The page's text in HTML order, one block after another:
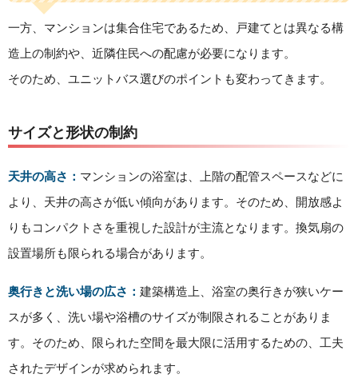
一方、マンションは集合住宅であるため、戸建てとは異なる構
造上の制約や、近隣住民への配慮が必要になります。
そのため、ユニットバス選びのポイントも変わってきます。
サイズと形状の制約
天井の高さ： マンションの浴室は、上階の配管スペースなどに
より、天井の高さが低い傾向があります。そのため、開放感よ
りもコンパクトさを重視した設計が主流となります。換気扇の
設置場所も限られる場合があります。
奥行きと洗い場の広さ： 建築構造上、浴室の奥行きが狭いケー
スが多く、洗い場や浴槽のサイズが制限されることがありま
す。そのため、限られた空間を最大限に活用するための、工夫
されたデザインが求められます。